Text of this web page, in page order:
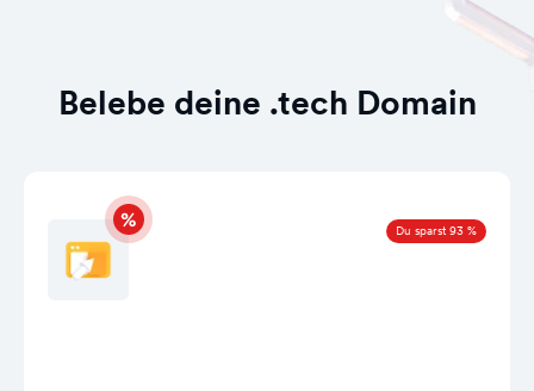
Belebe deine .tech Domain
Du sparst 93 %